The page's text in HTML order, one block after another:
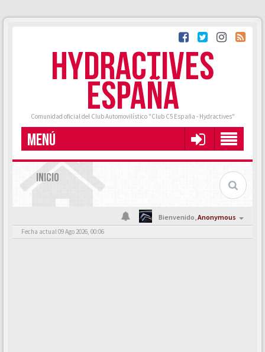
HYDRACTIVES
ESPAÑA
Comunidad oficial del Club Automovilístico "Club C5 España - Hydractives"
MENÚ
INICIO
Bienvenido,Anonymous
Fecha actual 09 Ago 2026, 00:06